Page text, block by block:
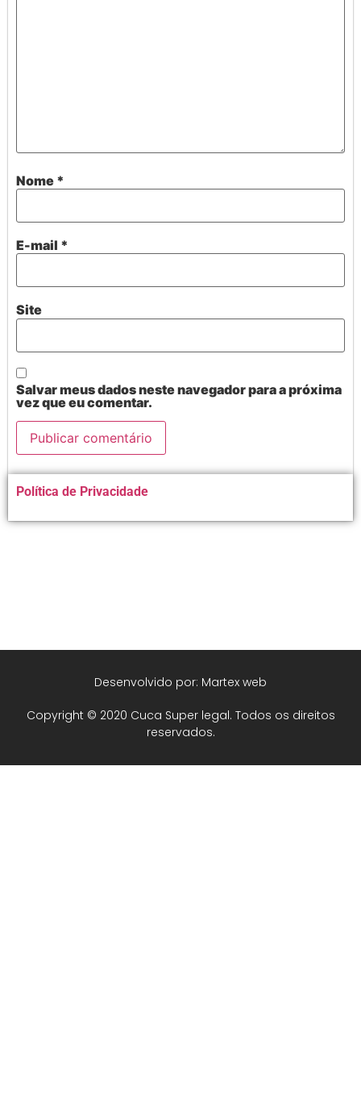
Nome *
E-mail *
Site
Salvar meus dados neste navegador para a próxima
vez que eu comentar.
Alternative:
Política de Privacidade
Copyright © 2020 Cuca Super legal. Todos os direitos
reservados.
Desenvolvido por: Martex web